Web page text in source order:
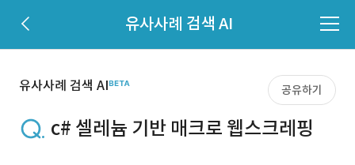
유사사례 검색 AI
유사사례 검색 AI 공유하기
c# 셀레늄 기반 매크로 웹스크레핑